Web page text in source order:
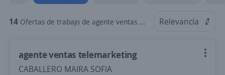
14 Ofertas de trabajo de agente ventas telemarketing en Río Cuarto, Córdoba Relevancia
agente ventas telemarketing
CABALLERO MAIRA SOFIA